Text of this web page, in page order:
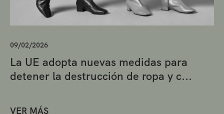
09/02/2026
La UE adopta nuevas medidas para
detener la destrucción de ropa y c...
VER MÁS